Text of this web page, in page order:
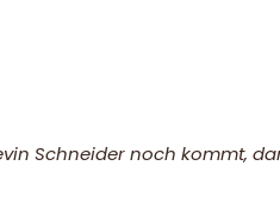
Schneider noch kommt,